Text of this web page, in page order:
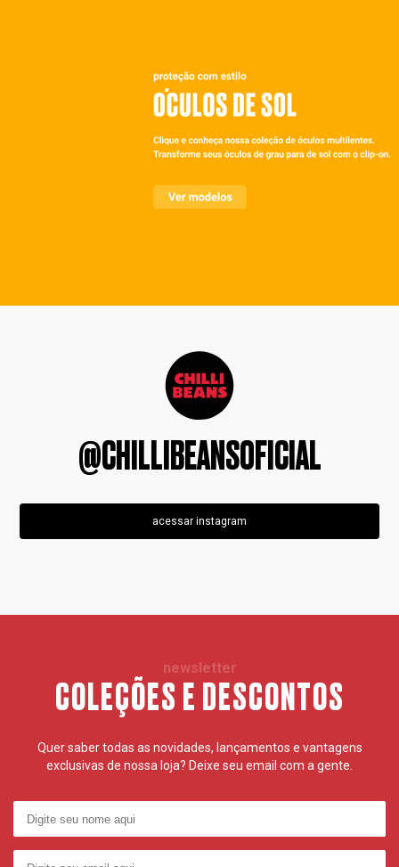
@CHILLIBEANSOFICIAL
acessar instagram
newsletter
COLEÇÕES E DESCONTOS
Quer saber todas as novidades, lançamentos e vantagens
exclusivas de nossa loja? Deixe seu email com a gente.